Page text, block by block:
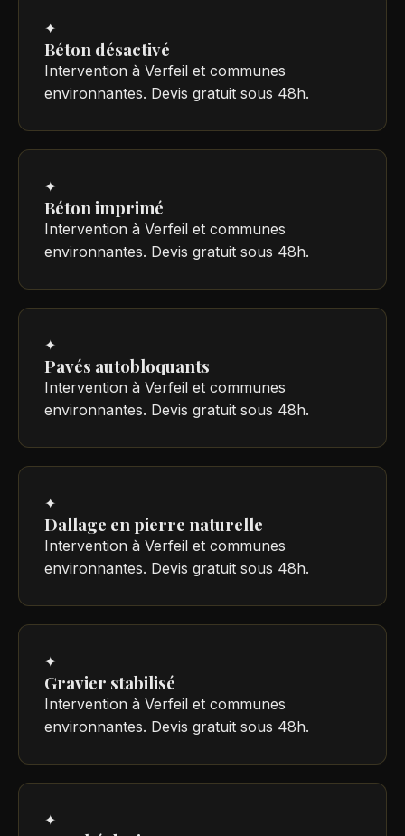
✦
Béton désactivé
Intervention à Verfeil et communes
environnantes. Devis gratuit sous 48h.
✦
Béton imprimé
Intervention à Verfeil et communes
environnantes. Devis gratuit sous 48h.
✦
Pavés autobloquants
Intervention à Verfeil et communes
environnantes. Devis gratuit sous 48h.
✦
Dallage en pierre naturelle
Intervention à Verfeil et communes
environnantes. Devis gratuit sous 48h.
✦
Gravier stabilisé
Intervention à Verfeil et communes
environnantes. Devis gratuit sous 48h.
✦